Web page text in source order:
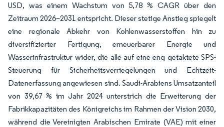
USD, was einem Wachstum von 5,78 % CAGR über den
Zeitraum 2026–2031 entspricht. Dieser stetige Anstieg spiegelt
eine regionale Abkehr von Kohlenwasserstoffen hin zu
diversifizierter Fertigung, erneuerbarer Energie und
Wasserinfrastruktur wider, die alle auf eine eng getaktete SPS-
Steuerung für Sicherheitsverriegelungen und Echtzeit-
Datenerfassung angewiesen sind. Saudi-Arabiens Umsatzanteil
von 39,67 % im Jahr 2024 unterstrich die Erweiterung der
Fabrikkapazitäten des Königreichs im Rahmen der Vision 2030,
während die Vereinigten Arabischen Emirate (VAE) mit einer